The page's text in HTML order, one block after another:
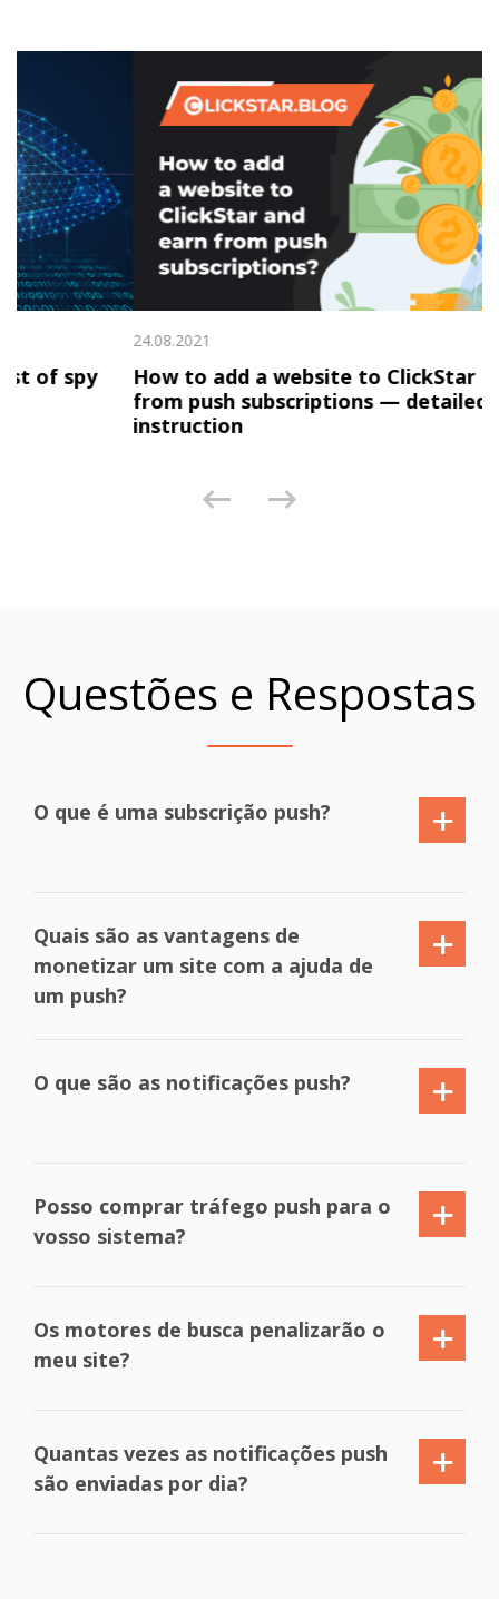
How to add a website to ClickStar and earn
from push subscriptions — detailed
Questões e Respostas
O que é uma subscrição push?
Quais são as vantagens de
monetizar um site com a ajuda de
um push?
O que são as notificações push?
Posso comprar tráfego push para o
vosso sistema?
Os motores de busca penalizarão o
meu site?
Quantas vezes as notificações push
são enviadas por dia?